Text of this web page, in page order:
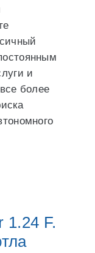
и
более
1.24 F.